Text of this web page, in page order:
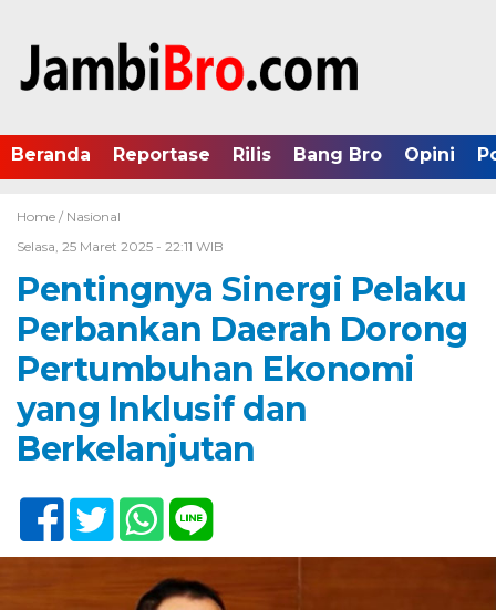
Beranda Reportase Rilis Bang Bro Opini
Home / Nasional
Selasa, 25 Maret 2025 - 22:11 WIB
Pentingnya Sinergi Pelaku
Perbankan Daerah Dorong
Pertumbuhan Ekonomi
yang Inklusif dan
Berkelanjutan